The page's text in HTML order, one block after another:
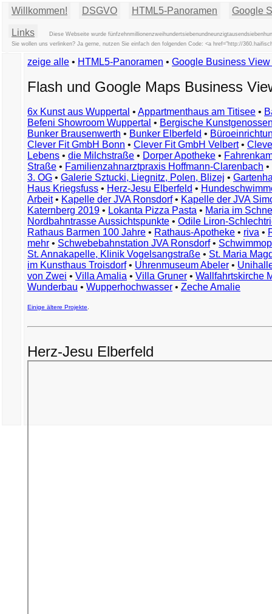
Willkommen! DSGVO HTML5-Panoramen Google
Links
Diese Webseite wurde
Sie wollen uns verlinken? Ja gerne, nutzen Sie einfach den folgenden Code: <a href="http://
zeige alle • HTML5-Panoramen • Google Business
Flash und Google Maps Business
6x Kunst aus Wuppertal • Appartmenthaus am Titisee •
Befeni Showroom Wuppertal • Bergische
Bunker Brausenwerth • Bunker Elberfeld •
Clever Fit GmbH Bonn • Clever Fit GmbH Velbert•
Lebens • die Milchstraße • Dorper Apotheke •
Straße • Familienzahnarztpraxis Hoffmann-Clarenbach •
3. OG • Galerie Sztucki, Liegnitz, Polen, Blizej •
Haus Kriegsfuss • Herz-Jesu Elberfeld •
Arbeit• Kapelle der JVA Ronsdorf• Kapelle der JVA
Katernberg 2019 • Lokanta Pizza Pasta • Maria im
Nordbahntrasse Aussichtspunkte • Odile Liron-
Rathaus Barmen 100 Jahre • Rathaus-Apotheke • riva •
mehr • Schwebebahnstation JVA Ronsdorf•
St. Annakapelle, Klinik Vogelsangstraße • St. Maria
im Kunsthaus Troisdorf• Uhrenmuseum Abeler •
von Zwei • Villa Amalia • Villa Gruner • Wallfahrtskirche
Wunderbau • Wupperhochwasser • Zeche Amalie
Einige ältere Projekte
Herz-Jesu Elberfeld